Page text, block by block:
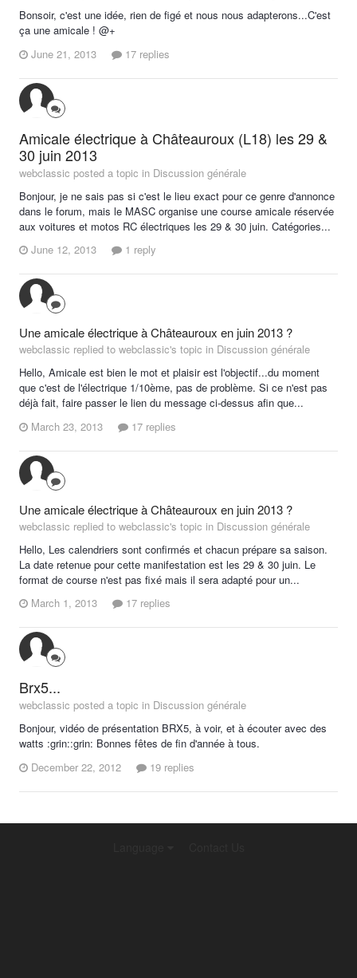
Bonsoir, c'est une idée, rien de figé et nous nous adapterons...C'est
ça une amicale ! @+
June 21, 2013
17 replies
Amicale électrique à Châteauroux (L18) les 29 &
30 juin 2013
webclassic posted a topic in Discussion générale
Bonjour, je ne sais pas si c'est le lieu exact pour ce genre d'annonce
dans le forum, mais le MASC organise une course amicale réservée
aux voitures et motos RC électriques les 29 & 30 juin. Catégories...
June 12, 2013
1 reply
Une amicale électrique à Châteauroux en juin 2013 ?
webclassic replied to webclassic's topic in Discussion générale
Hello, Amicale est bien le mot et plaisir est l'objectif...du moment
que c'est de l'électrique 1/10ème, pas de problème. Si ce n'est pas
déjà fait, faire passer le lien du message ci-dessus afin que...
March 23, 2013
17 replies
Une amicale électrique à Châteauroux en juin 2013 ?
webclassic replied to webclassic's topic in Discussion générale
Hello, Les calendriers sont confirmés et chacun prépare sa saison.
La date retenue pour cette manifestation est les 29 & 30 juin. Le
format de course n'est pas fixé mais il sera adapté pour un...
March 1, 2013
17 replies
Brx5...
webclassic posted a topic in Discussion générale
Bonjour, vidéo de présentation BRX5, à voir, et à écouter avec des
watts :grin::grin: Bonnes fêtes de fin d'année à tous.
December 22, 2012
19 replies